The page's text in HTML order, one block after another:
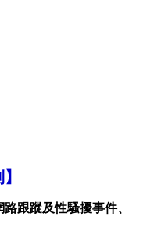
】
跟蹤及性騷擾事件、